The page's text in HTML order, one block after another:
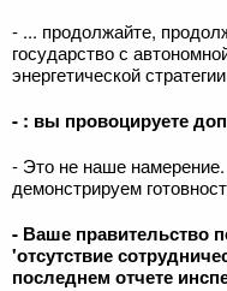
- ... продолжайте,
государство с
энергетической
- : вы провоцируете
- Это не наше
демонстрируем
- Ваше правительство
'отсутствие
последнем отчете